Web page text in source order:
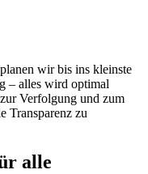
wir bis ins kleinste
– alles wird optimal
Verfolgung und zum
Transparenz zu
alle